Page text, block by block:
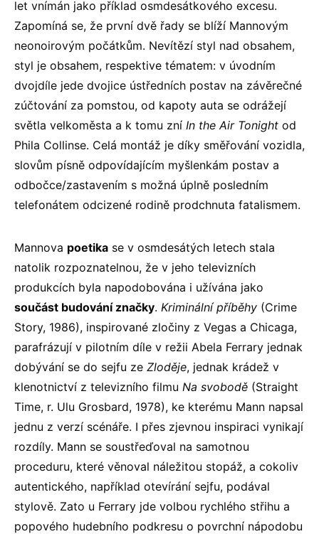
let vnímán jako příklad osmdesátkového excesu.
Zapomíná se, že první dvě řady se blíží Mannovým
neonoirovým počátkům. Nevítězí styl nad obsahem,
styl je obsahem, respektive tématem: v úvodním
dvojdíle jede dvojice ústředních postav na závěrečné
zúčtování za pomstou, od kapoty auta se odrážejí
světla velkoměsta a k tomu zní In the Air Tonight od
Phila Collinse. Celá montáž je díky směřování vozidla,
slovům písně odpovídajícím myšlenkám postav a
odbočce/zastavením s možná úplně posledním
telefonátem odcizené rodině prodchnuta fatalismem.
Mannova poetika se v osmdesátých letech stala
natolik rozpoznatelnou, že v jeho televizních
produkcích byla napodobována i užívána jako
součást budování značky. Kriminální příběhy (Crime
Story, 1986), inspirované zločiny z Vegas a Chicaga,
parafrázují v pilotním díle v režii Abela Ferrary jednak
dobývání se do sejfu ze Zloděje, jednak krádež v
klenotnictví z televizního filmu Na svobodě (Straight
Time, r. Ulu Grosbard, 1978), ke kterému Mann napsal
jednu z verzí scénáře. I přes zjevnou inspiraci vynikají
rozdíly. Mann se soustřeďoval na samotnou
proceduru, které věnoval náležitou stopáž, a cokoliv
autentického, například otevírání sejfu, podával
stylově. Zato u Ferrary jde volbou rychlého střihu a
popového hudebního podkresu o povrchní nápodobu